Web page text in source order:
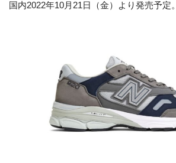
国内2022年10月21日（金）より発売予定。